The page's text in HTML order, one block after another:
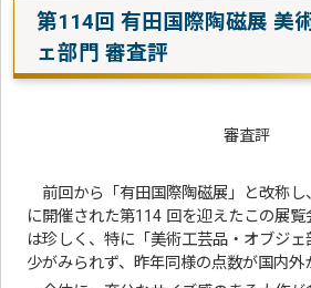
第114回 有田国際陶磁展 美
ェ部門 審査評
審査評
前回から「有田国際陶磁展」と改称し
に開催された第114 回を迎えたこの展
は珍しく、特に「美術工芸品・オブジ
少がみられず、昨年同様の点数が国内外